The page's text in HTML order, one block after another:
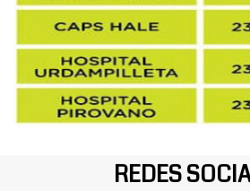
REDES